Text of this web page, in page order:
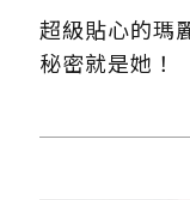
超級貼心的瑪
秘密就是她！